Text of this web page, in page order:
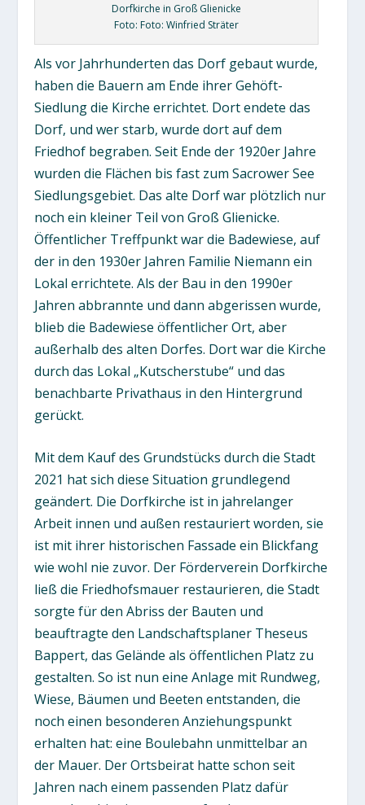
Dorfkirche in Groß Glienicke
Foto: Foto: Winfried Sträter
Als vor Jahrhunderten das Dorf gebaut wurde,
haben die Bauern am Ende ihrer Gehöft-
Siedlung die Kirche errichtet. Dort endete das
Dorf, und wer starb, wurde dort auf dem
Friedhof begraben. Seit Ende der 1920er Jahre
wurden die Flächen bis fast zum Sacrower See
Siedlungsgebiet. Das alte Dorf war plötzlich nur
noch ein kleiner Teil von Groß Glienicke.
Öffentlicher Treffpunkt war die Badewiese, auf
der in den 1930er Jahren Familie Niemann ein
Lokal errichtete. Als der Bau in den 1990er
Jahren abbrannte und dann abgerissen wurde,
blieb die Badewiese öffentlicher Ort, aber
außerhalb des alten Dorfes. Dort war die Kirche
durch das Lokal „Kutscherstube“ und das
benachbarte Privathaus in den Hintergrund
gerückt.
Mit dem Kauf des Grundstücks durch die Stadt
2021 hat sich diese Situation grundlegend
geändert. Die Dorfkirche ist in jahrelanger
Arbeit innen und außen restauriert worden, sie
ist mit ihrer historischen Fassade ein Blickfang
wie wohl nie zuvor. Der Förderverein Dorfkirche
ließ die Friedhofsmauer restaurieren, die Stadt
sorgte für den Abriss der Bauten und
beauftragte den Landschaftsplaner Theseus
Bappert, das Gelände als öffentlichen Platz zu
gestalten. So ist nun eine Anlage mit Rundweg,
Wiese, Bäumen und Beeten entstanden, die
noch einen besonderen Anziehungspunkt
erhalten hat: eine Boulebahn unmittelbar an
der Mauer. Der Ortsbeirat hatte schon seit
Jahren nach einem passenden Platz dafür